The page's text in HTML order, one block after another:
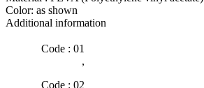
Color: as shown
Additional information
Code : 01
,
Code : 02